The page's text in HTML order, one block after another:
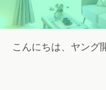
こんにちは、ヤング